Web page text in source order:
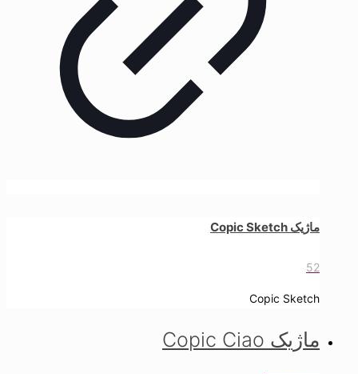
ماژیک Copic Sketch
52
Copic Sketch
ماژیک Copic Ciao